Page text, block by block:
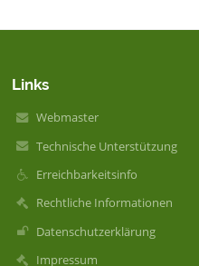
Links
Webmaster
Technische Unterstützung
Erreichbarkeitsinfo
Rechtliche Informationen
Datenschutzerklärung
Impressum